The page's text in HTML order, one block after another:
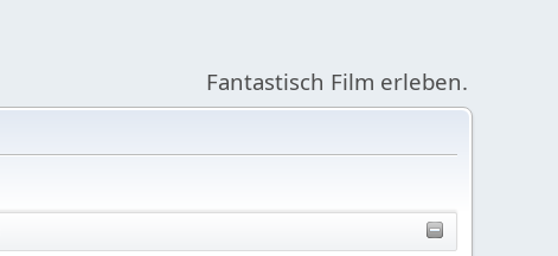
Fantastisch Film erleben.